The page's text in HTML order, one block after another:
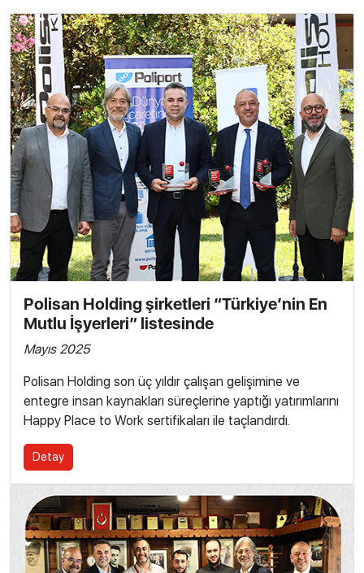
Polisan Holding şirketleri “Türkiye’nin En
Mutlu İşyerleri” listesinde
Mayıs 2025
Polisan Holding son üç yıldır çalışan gelişimine ve
entegre insan kaynakları süreçlerine yaptığı yatırımlarını
Happy Place to Work sertifikaları ile taçlandırdı.
Detay